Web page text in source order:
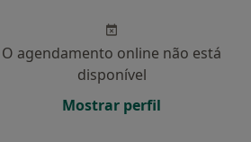
O agendamento online não está
disponível
Mostrar perfil